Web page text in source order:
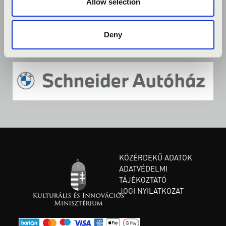
Deny
KÖZÉRDEKŰ ADATOK
ADATVÉDELMI
TÁJÉKOZTATÓ
JOGI NYILATKOZAT